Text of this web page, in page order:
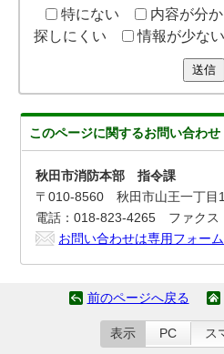
特にない
内容が分
探しにくい
情報が少ない
送信
このページに関するお問い合わせ
秋田市消防本部 指令課
〒010-8560 秋田市山王一丁
電話：018-823-4265 ファクス
お問い合わせは専用フォー
前のページへ戻る
表示 PC ス